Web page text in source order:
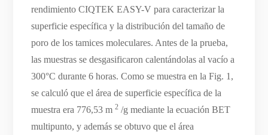
rendimiento CIQTEK EASY-V para caracterizar la
superficie específica y la distribución del tamaño de
poro de los tamices moleculares. Antes de la prueba,
las muestras se desgasificaron calentándolas al vacío a
300°C durante 6 horas. Como se muestra en la Fig. 1,
se calculó que el área de superficie específica de la
muestra era 776,53 m2 /g mediante la ecuación BET
multipunto, y además se obtuvo que el área